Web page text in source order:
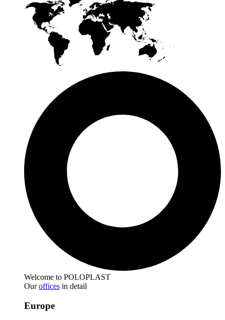
Welcome to POLOPLAST
Ouroffices in detail
Europe